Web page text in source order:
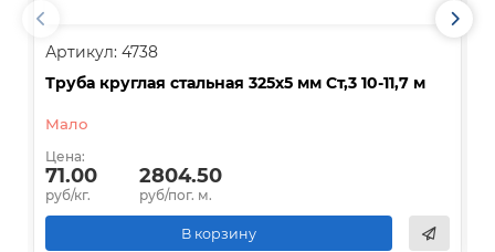
Артикул: 4738
Труба круглая стальная 325х5 мм Ст,3 10-11,7 м
Мало
Цена:
71.00
руб/кг.
2804.50
руб/пог. м.
В корзину